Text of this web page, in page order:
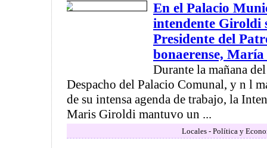
En el Palacio
intendente Giroldi
Presidente del
bonaerense,
Durante la mañana
Despacho del Palacio Comunal, y n l
de su intensa agenda de trabajo, la
Maris Giroldi mantuvo un ...
Locales - Política y